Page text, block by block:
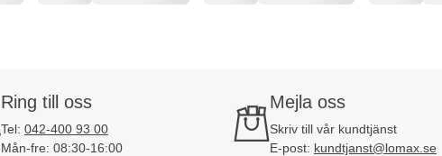
Ring till oss
Tel: 042-400 93 00
Mån-fre: 08:30-16:00
Mejla oss
Skriv till vår kundtjänst
E-post: kundtjanst@lomax.se